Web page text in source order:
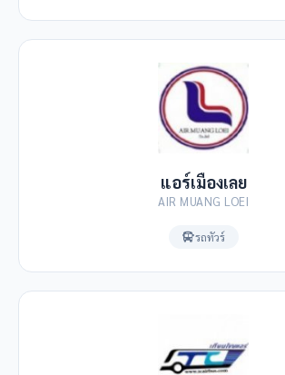
แอร์เมืองเลย
AIR MUANG LOEI
รถทัวร์